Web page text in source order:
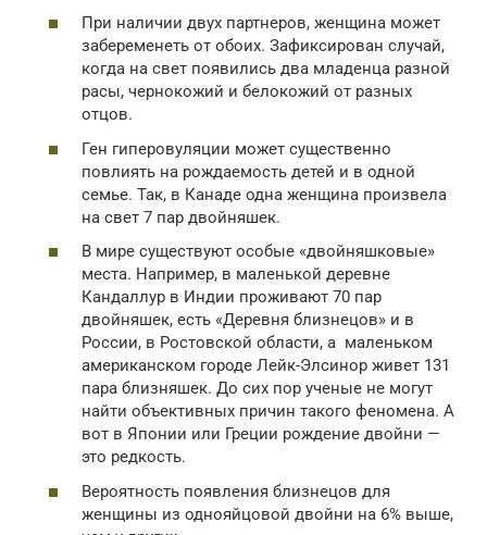
При наличии двух партнеров, женщина может
забеременеть от обоих. Зафиксирован случай,
когда на свет появились два младенца разной
расы, чернокожий и белокожий от разных
отцов.
Ген гиперовуляции может существенно
повлиять на рождаемость детей и в одной
семье. Так, в Канаде одна женщина произвела
на свет 7 пар двойняшек.
В мире существуют особые «двойняшковые»
места. Например, в маленькой деревне
Кандаллур в Индии проживают 70 пар
двойняшек, есть «Деревня близнецов» и в
России, в Ростовской области, а маленьком
американском городе Лейк-Элсинор живет 131
пара близняшек. До сих пор ученые не могут
найти объективных причин такого феномена. А
вот в Японии или Греции рождение двойни —
это редкость.
Вероятность появления близнецов для
женщины из однояйцовой двойни на 6% выше,